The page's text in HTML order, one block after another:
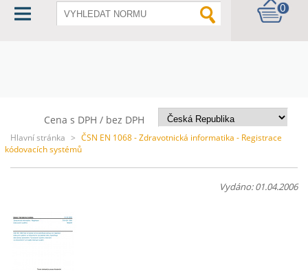
0
Cena s DPH / bez DPH
Hlavní stránka > ČSN EN 1068 - Zdravotnická informatika - Registrace
kódovacích systémů
Vydáno: 01.04.2006